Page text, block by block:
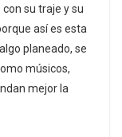
con su traje y su
así es esta
planeado, se
músicos,
mejor la